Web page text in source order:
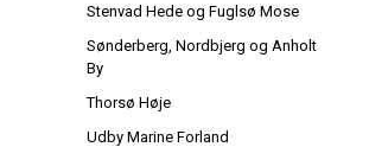
Stenvad Hede og Fuglsø Mose
Sønderberg, Nordbjerg og Anholt
By
Thorsø Høje
Udby Marine Forland